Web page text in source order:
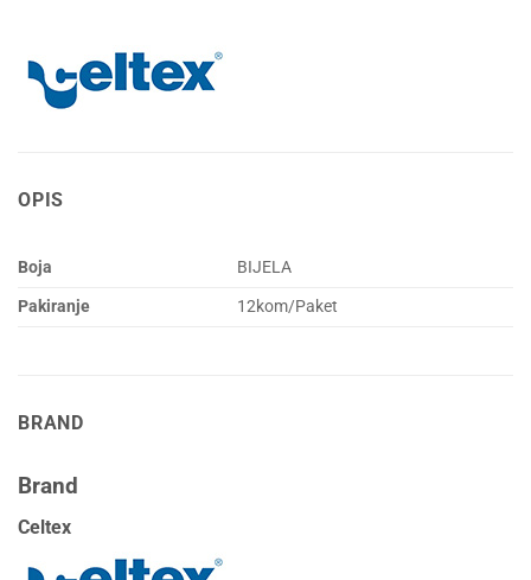
OPIS
Boja
BIJELA
Pakiranje
12kom/Paket
BRAND
Brand
Celtex